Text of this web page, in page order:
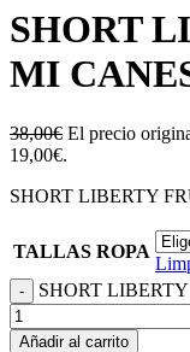
SHORT
MI
38,00€ El precio
19,00€.
SHORT LIBERTY
TALLAS ROPA
SHORT
Añadir al carrito